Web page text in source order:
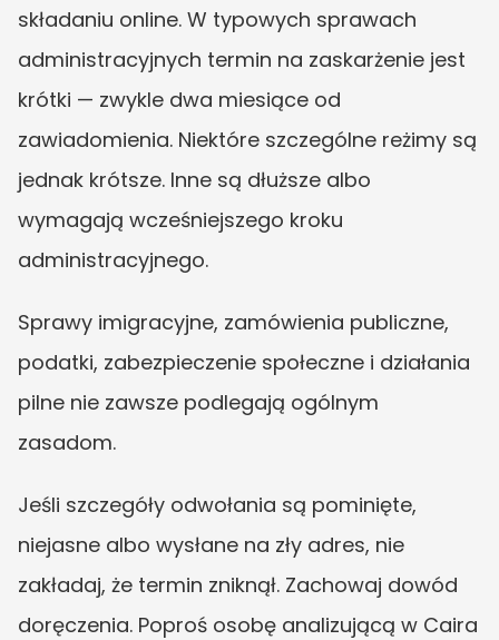
składaniu online. W typowych sprawach
administracyjnych termin na zaskarżenie jest
krótki — zwykle dwa miesiące od
zawiadomienia. Niektóre szczególne reżimy są
jednak krótsze. Inne są dłuższe albo
wymagają wcześniejszego kroku
administracyjnego.
Sprawy imigracyjne, zamówienia publiczne,
podatki, zabezpieczenie społeczne i działania
pilne nie zawsze podlegają ogólnym
zasadom.
Jeśli szczegóły odwołania są pominięte,
niejasne albo wysłane na zły adres, nie
zakładaj, że termin zniknął. Zachowaj dowód
doręczenia. Poproś osobę analizującą w Caira